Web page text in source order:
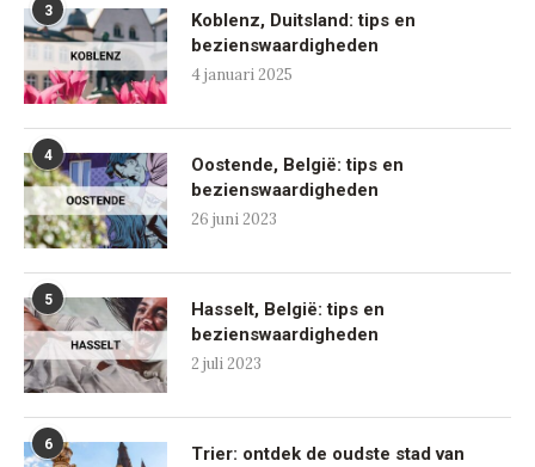
3
Koblenz, Duitsland: tips en
bezienswaardigheden
4 januari 2025
4
Oostende, België: tips en
bezienswaardigheden
26 juni 2023
5
Hasselt, België: tips en
bezienswaardigheden
2 juli 2023
6
Trier: ontdek de oudste stad van